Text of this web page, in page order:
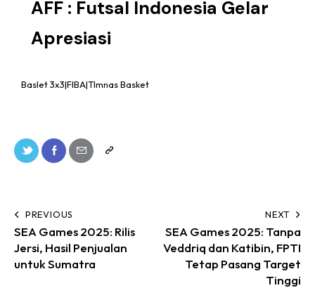
AFF : Futsal Indonesia Gelar
Apresiasi
Baslet 3x3|FIBA|TImnas Basket
PREVIOUS
SEA Games 2025: Rilis
Jersi, Hasil Penjualan
untuk Sumatra
NEXT
SEA Games 2025: Tanpa
Veddriq dan Katibin, FPTI
Tetap Pasang Target
Tinggi